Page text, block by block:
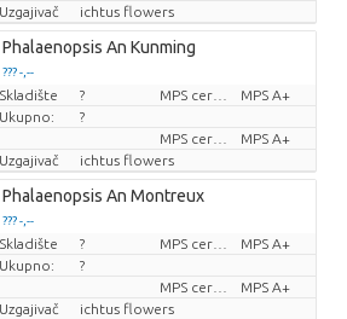
Uzgajivač
ichtus flowers
Phalaenopsis An Kunming
??? -,--
Cijena po komadu
Skladište ?
MPS A+
Ukupno:
?
MPS A+
Uzgajivač
ichtus flowers
Phalaenopsis An Montreux
??? -,--
Cijena po komadu
Skladište ?
MPS A+
Ukupno:
?
MPS A+
Uzgajivač
ichtus flowers